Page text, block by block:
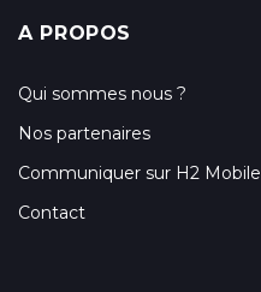
A PROPOS
Qui sommes nous ?
Nos partenaires
Communiquer sur H2 Mobile
Contact